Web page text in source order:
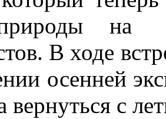
на
В ходе
осенней
вернуться с